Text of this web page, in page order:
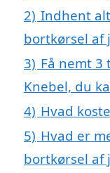
2) Indhent
bortkørsel af
3) Få nemt
Knebel, du
4) Hvad
5) Hvad er
bortkørsel af